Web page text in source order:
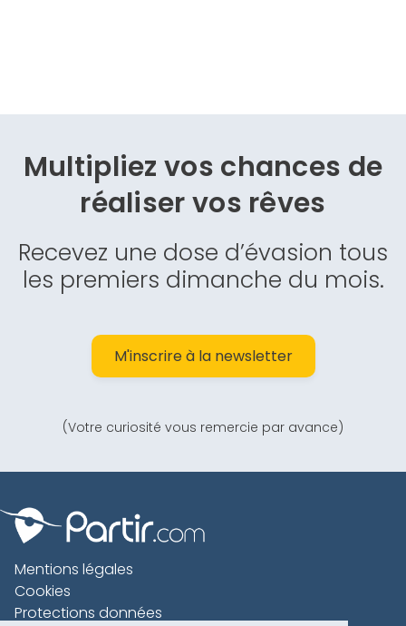
Multipliez vos chances de
réaliser vos rêves
Recevez une dose d’évasion tous
les premiers dimanche du mois.
M'inscrire à la newsletter
(Votre curiosité vous remercie par avance)
Mentions légales
Cookies
Protections données